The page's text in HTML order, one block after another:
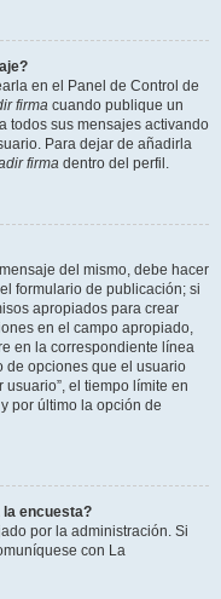
en el Panel de Control de
firma cuando publique un
todos sus mensajes activando
Para dejar de añadirla
firma dentro del perfil.
del mismo, debe hacer
formulario de publicación; si
apropiados para crear
en el campo apropiado,
en la correspondiente línea
de opciones que el usuario
el tiempo límite en
por último la opción de
la encuesta?
por la administración. Si
con La